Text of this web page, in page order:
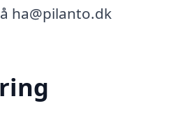
ha@pilanto.dk